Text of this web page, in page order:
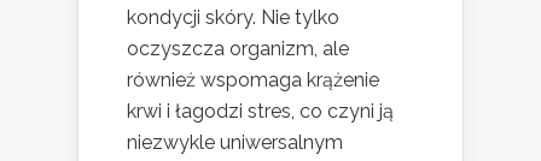
kondycji skóry. Nie tylko
oczyszcza organizm, ale
również wspomaga krążenie
krwi i łagodzi stres, co czyni ją
niezwykle uniwersalnym